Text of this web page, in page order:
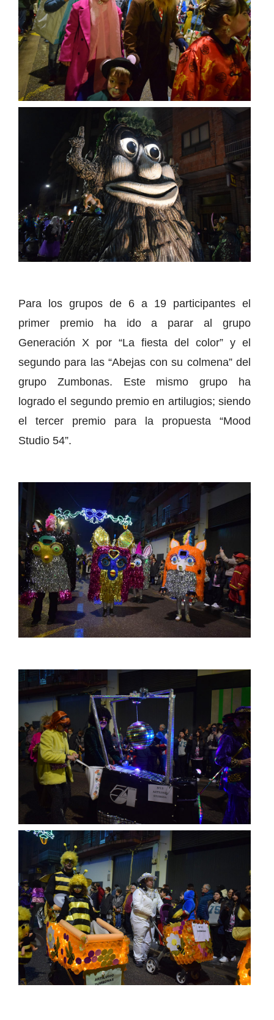
Para los grupos de 6 a 19 participantes el
primer premio ha ido a parar al grupo
Generación X por “La fiesta del color” y el
segundo para las “Abejas con su colmena” del
grupo Zumbonas. Este mismo grupo ha
logrado el segundo premio en artilugios; siendo
el tercer premio para la propuesta “Mood
Studio 54”.